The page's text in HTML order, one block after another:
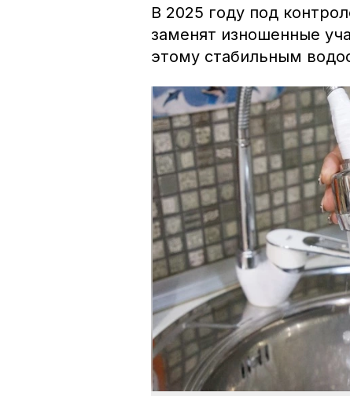
В 2025 году под
заменят изношенные
этому стабильным